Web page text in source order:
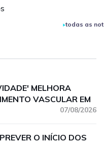
todas as
MELHORA
VASCULAR EM
07/08/2026
O INÍCIO DOS